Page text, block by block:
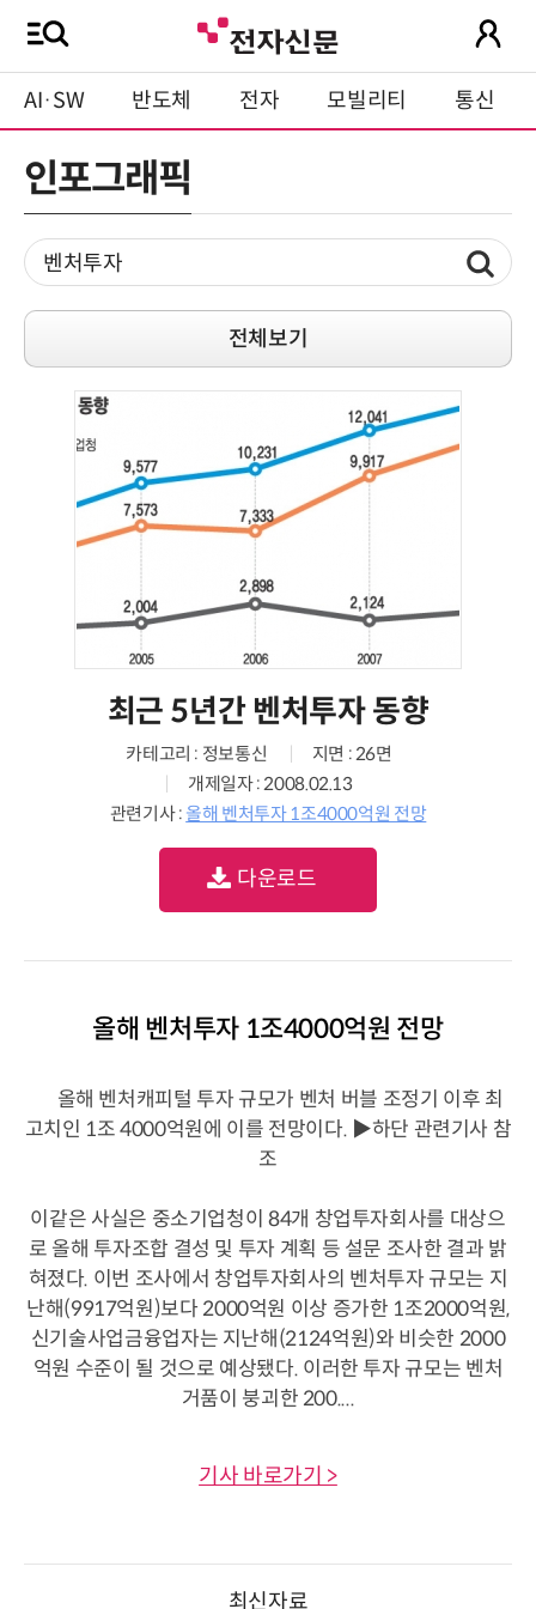
AI·SW 반도체 전자 모빌리티 통신
인포그래픽
전체보기
최근 5년간 벤처투자 동향
카테고리 : 정보통신
지면 : 26면
개제일자 : 2008.02.13
관련기사 : 올해 벤처투자 1조4000억원 전망
다운로드
올해 벤처투자 1조4000억원 전망
올해 벤처캐피털 투자 규모가 벤처 버블 조정기 이후 최
고치인 1조 4000억원에 이를 전망이다. ▶하단 관련기사 참
조
이같은 사실은 중소기업청이 84개 창업투자회사를 대상으
로 올해 투자조합 결성 및 투자 계획 등 설문 조사한 결과 밝
혀졌다. 이번 조사에서 창업투자회사의 벤처투자 규모는 지
난해(9917억원)보다 2000억원 이상 증가한 1조2000억원,
신기술사업금융업자는 지난해(2124억원)와 비슷한 2000
억원 수준이 될 것으로 예상됐다. 이러한 투자 규모는 벤처
거품이 붕괴한 200....
기사 바로가기 >
최신자료